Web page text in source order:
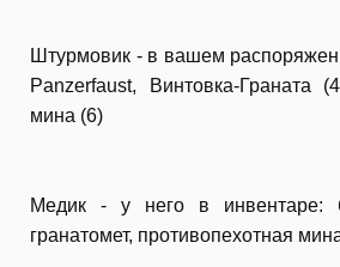
Штурмовик - в вашем
Panzerfaust, Винтовка-Граната
мина (6)
Медик - у него в инвентаре:
гранатомет, противопехотная